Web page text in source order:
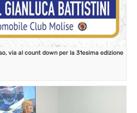
via al count down per la 31esima edizione